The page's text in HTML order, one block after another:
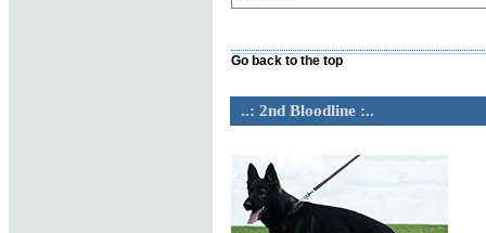
Go back to the top
..: 2nd Bloodline :..